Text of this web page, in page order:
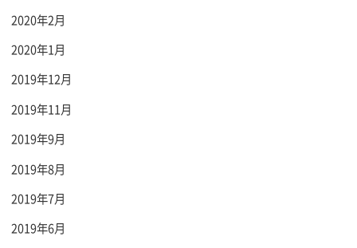
2020年2月
2020年1月
2019年12月
2019年11月
2019年9月
2019年8月
2019年7月
2019年6月